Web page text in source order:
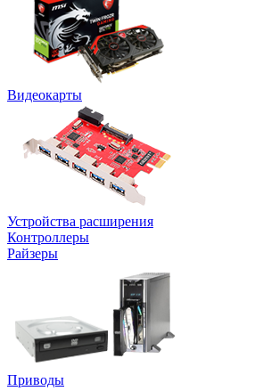
Видеокарты
Устройства расширения
Контроллеры
Райзеры
Приводы